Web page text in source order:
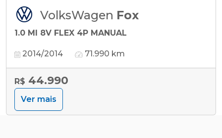
VolksWagen Fox
1.0 MI 8V FLEX 4P MANUAL
2014/2014 71.990 km
R$ 44.990
Ver mais